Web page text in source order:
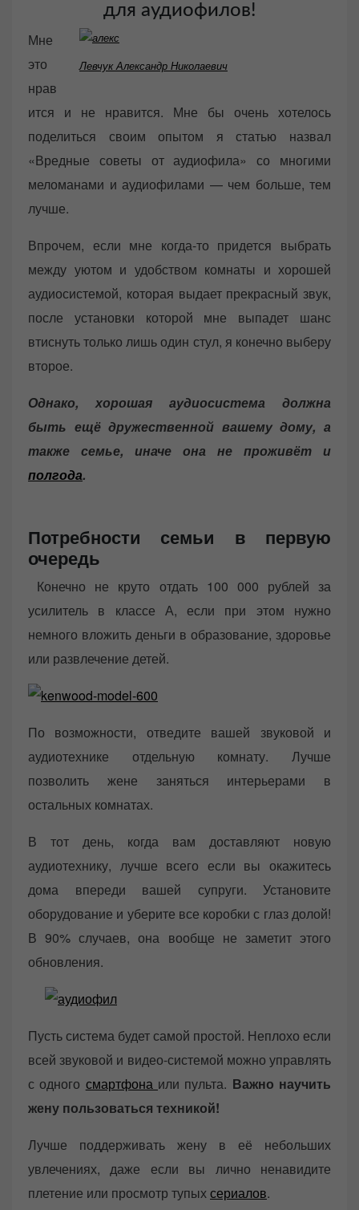
для аудиофилов!
Левчук Александр Николаевич
Мне
это
нрав
ится и не нравится. Мне бы очень хотелось
поделиться своим опытом я статью назвал
«Вредные советы от аудиофила» со многими
меломанами и аудиофилами — чем больше, тем
лучше.
Впрочем, если мне когда-то придется выбрать
между уютом и удобством комнаты и хорошей
аудиосистемой, которая выдает прекрасный звук,
после установки которой мне выпадет шанс
втиснуть только лишь один стул, я конечно выберу
второе.
Однако, хорошая аудиосистема должна
быть ещё дружественной вашему дому, а
также семье, иначе она не проживёт и
полгода.
Потребности семьи в первую
очередь
Конечно не круто отдать 100 000 рублей за
усилитель в классе А, если при этом нужно
немного вложить деньги в образование, здоровье
или развлечение детей.
По возможности, отведите вашей звуковой и
аудиотехнике отдельную комнату. Лучше
позволить жене заняться интерьерами в
остальных комнатах.
В тот день, когда вам доставляют новую
аудиотехнику, лучше всего если вы окажитесь
дома впереди вашей супруги. Установите
оборудование и уберите все коробки с глаз долой!
В 90% случаев, она вообще не заметит этого
обновления.
Пусть система будет самой простой. Неплохо если
всей звуковой и видео-системой можно управлять
с одного смартфона или пульта. Важно научить
жену пользоваться техникой!
Лучше поддерживать жену в её небольших
увлечениях, даже если вы лично ненавидите
плетение или просмотр тупыхсериалов.